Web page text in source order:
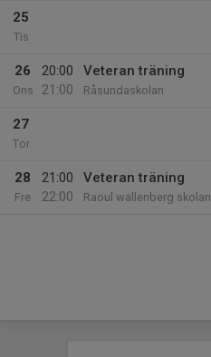
25
Tis
26
Ons
20:00
21:00
Veteran träning
Råsundaskolan
27
Tor
28
Fre
21:00
22:00
Veteran träning
Raoul wallenberg skolan